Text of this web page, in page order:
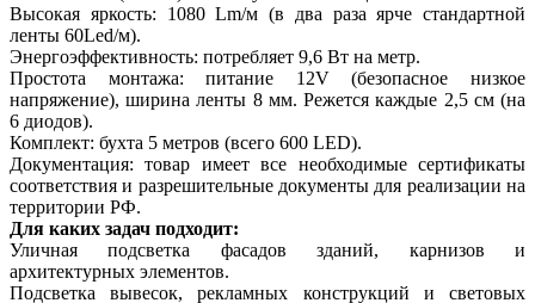
Высокая яркость: 1080 Lm/м (в два раза ярче стандартной
ленты 60Led/м).
Энергоэффективность: потребляет 9,6 Вт на метр.
Простота монтажа: питание 12V (безопасное низкое
напряжение), ширина ленты 8 мм. Режется каждые 2,5 см (на
6 диодов).
Комплект: бухта 5 метров (всего 600 LED).
Документация: товар имеет все необходимые сертификаты
соответствия и разрешительные документы для реализации на
территории РФ.
Для каких задач подходит:
Уличная подсветка фасадов зданий, карнизов и
архитектурных элементов.
Подсветка вывесок, рекламных конструкций и световых